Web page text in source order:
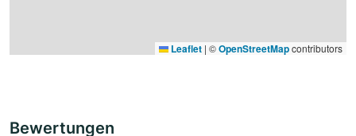
Leaflet | ©OpenStreetMapcontributors
Bewertungen